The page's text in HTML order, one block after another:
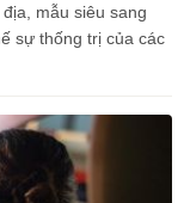
mẫu siêu sang
sự thống trị của các